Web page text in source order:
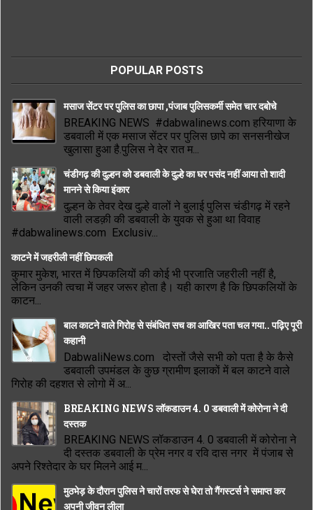
POPULAR POSTS
मसाज सेंटर पर पुलिस का छापा ,पंजाब पुलिसकर्मी समेत चार दबोचे
BREAKING NEWS #dabwalinews.com हरियाणा के
डबवाली में एक मसाज सेंटर पर पुलिस छापे का सनसनीखेज
खुलासा हुआ है.पुलिस ने देर रात म...
चंडीगढ़ की दुल्हन को डबवाली के दुल्हे का घर पसंद नहीं आया तो शादी
मानने से किया इंकार
दुल्हन के तेवर देख दुल्हे वालों ने बुलाई पुलिस चंडीगढ़ में रहने
वाली लडक़ी की डबवाली के युवक से हुआ था विवाह
#dabwalinews.com Exclusiv...
काटने में जहरीली नहीं छिपकली
कुमार मुकेश, भारत में छिपकलियों की कोई भी प्रजाति जहरीली नहीं है,
लेकिन उनकी त्वचा में जहर जरूर होता है। यही कारण है कि छिपकलियों के
काटन...
बाल काटने वाले गिरोह से संबंधित सच का आखिर पता चल गया.. पढ़िए पूरी
कहानी
DabwaliNews.com दोस्तों जैसे सभी को पता है के कैसे
डबवाली उपमंडल के कुछ ग्रामीण इलाकों में बल काटने वाले
गिरोह की दहशत से लोगो में अ...
BREAKING NEWS लॉकडाउन 4. 0 डबवाली में कोरोना ने दी
दस्तक
BREAKING NEWS लॉकडाउन 4. 0 डबवाली में कोरोना ने
दी दस्तक डबवाली के प्रेम नगर व रवि दास नगर में पंजाब से
अपने रिश्तेदार के घर मिलने आई म...
मुठभेड़ के दौरान पुलिस ने चारों तरफ से घेरा तो गैंगस्टर्स ने समाप्त कर
अपनी जीवन लीला